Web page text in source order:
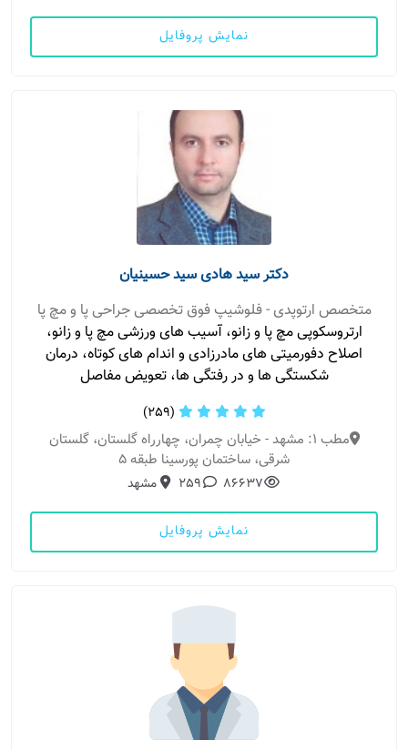
نمایش پروفایل
دکتر سید هادی سید حسینیان
متخصص ارتوپدی - فلوشیپ فوق تخصصی جراحی پا و مچ پا
ارتروسکوپی مچ پا و زانو، آسیب های ورزشی مچ پا و زانو،
اصلاح دفورمیتی های مادرزادی و اندام های کوتاه، درمان
شکستگی ها و در رفتگی ها، تعویض مفاصل
(259)
مطب 1: مشهد - خیابان چمران، چهارراه گلستان، گلستان
شرقی، ساختمان پورسینا طبقه 5
86637
259 مشهد
نمایش پروفایل